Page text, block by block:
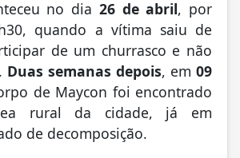
no dia 26 de abril, por
quando a vítima saiu de
de um churrasco e não
Duas semanas depois, em 09
de Maycon foi encontrado
rural da cidade, já em
de decomposição.